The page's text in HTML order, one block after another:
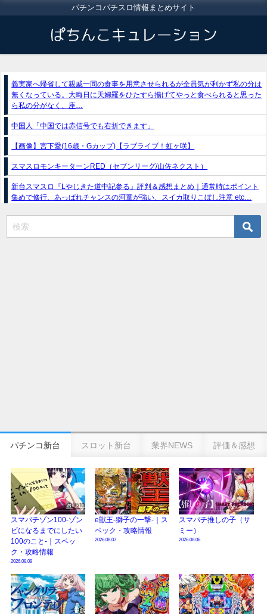
パチンコパチスロ情報まとめサイト
義実家へ帰省して親戚一同の食事を用意させられるが全員気が利かず私の分は
無くなっている。大晦日に天婦羅をひたすら揚げてやっと食べられると思った
ら私の分がなく、座…
中国人「中国では赤信号でも右折できます」
【画像】宮下愛(16歳・Gカップ)【ラブライブ！虹ヶ咲】
スマスロモンキーターンRED（セブンリーグ/山佐ネクスト）
新台スマスロ『Lやじきた道中記参る』評判＆感想まとめ｜通常時はポイント
集めで修行、あっぱれチャンスの河童が強い、スイカ取りこぼし注意 etc…
e獣王-獅子の一撃-｜スペック・攻略情報
新台パチンコ『e魔女と野獣』公式PV動画｜LT直行型399帯、運命分岐から上
パチンコ新台 スロット新台 業界NEWS 評価＆感想
スマパチゾン100-ゾン
ビになるまでにしたい
100のこと-｜スペッ
ク・攻略情報
2026.08.09
e獣王-獅子の一撃-｜ス
ペック・攻略情報
2026.08.07
スマパチ推しの子（サ
ミー）
2026.08.06